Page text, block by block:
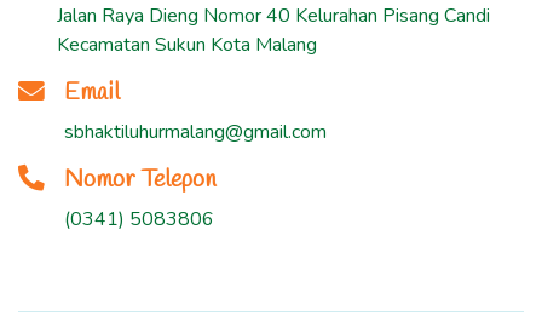
Jalan Raya Dieng Nomor 40 Kelurahan Pisang Candi
Kecamatan Sukun Kota Malang
Email
sbhaktiluhurmalang@gmail.com
Nomor Telepon
(0341) 5083806